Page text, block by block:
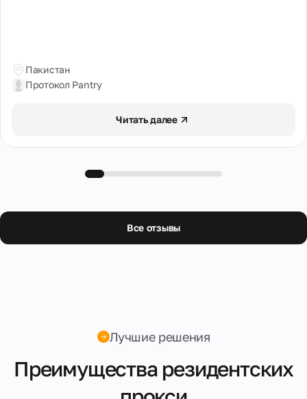
Чехия
Эстония
Пакистан
Протокол Pantry
Читать далее
Все отзывы
Лучшие решения
Преимущества резидентских